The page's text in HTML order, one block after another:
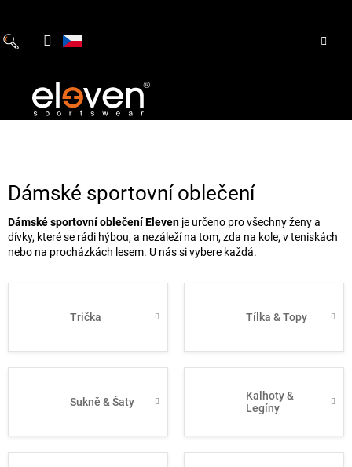
obsah
Dámské sportovní oblečení
Dámské sportovní oblečení Eleven je určeno pro všechny ženy a
dívky, které se rádi hýbou, a nezáleží na tom, zda na kole, v teniskách
nebo na procházkách lesem. U nás si vybere každá.
Trička Tílka & Topy
Sukně & Šaty
Kalhoty &
Legíny